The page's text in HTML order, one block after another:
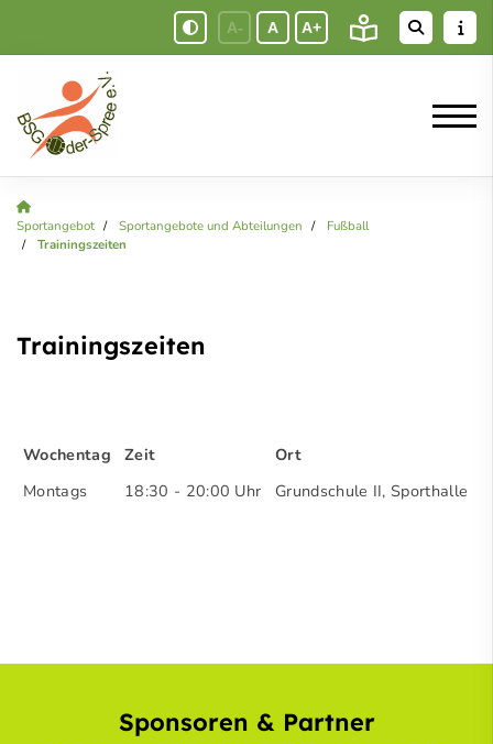
A- A A+
Sportangebot Sportangebote und Abteilungen
Fußball
Trainingszeiten
Trainingszeiten
Wochentag Zeit
Ort
Montags
18:30 - 20:00 Uhr Grundschule II, Sporthalle
Sponsoren & Partner